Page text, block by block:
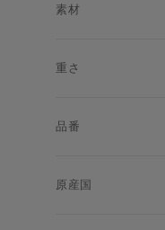
素材
重さ
品番
原産国